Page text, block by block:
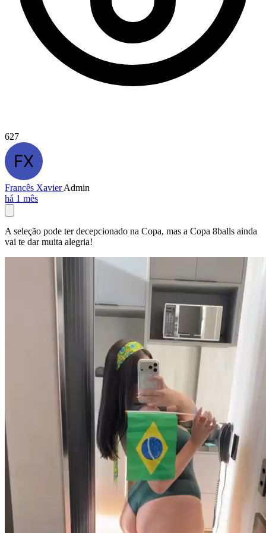
627
Francês XavierAdmin
há 1 mês
A seleção pode ter decepcionado na Copa, mas a Copa 8balls ainda
vai te dar muita alegria!